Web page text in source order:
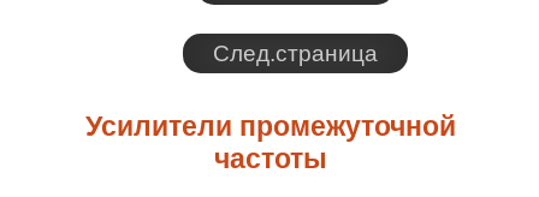
След.страница
Усилители промежуточной
частоты